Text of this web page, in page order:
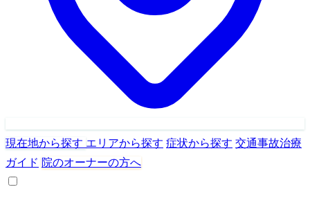
現在地から探す エリアから探す 症状から探す 交通事故治療
ガイド 院のオーナーの方へ